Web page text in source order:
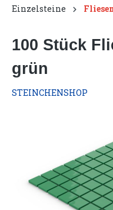
Einzelsteine
100 Stück
grün
STEINCHENSHOP